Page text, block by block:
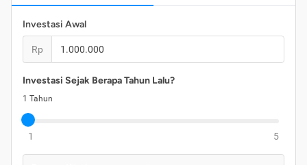
Investasi Awal
Rp
Investasi Sejak Berapa Tahun Lalu?
1 Tahun
1 5